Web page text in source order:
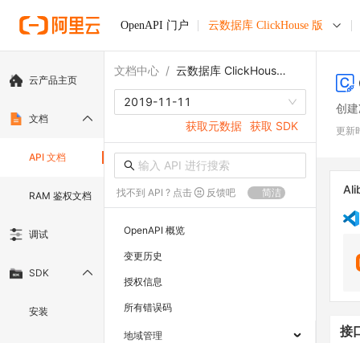
OpenAPI 门户 云数据库 ClickHouse 版
云产品主页
文档
API 文档
RAM 鉴权文档
调试
SDK
安装
文档中心 / 云数据库 ClickHouse 版
2019-11-11
获取元数据 获取 SDK
找不到 API ? 点击 反馈吧 简洁
OpenAPI 概览
变更历史
授权信息
所有错误码
地域管理
创
更新
接